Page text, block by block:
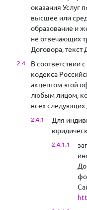
оказания Услуг
высшее или
образование и
не отвечающих
Договора, текст
В соответствии
кодекса
акцептом этой
любым лицом,
всех следующих
Для